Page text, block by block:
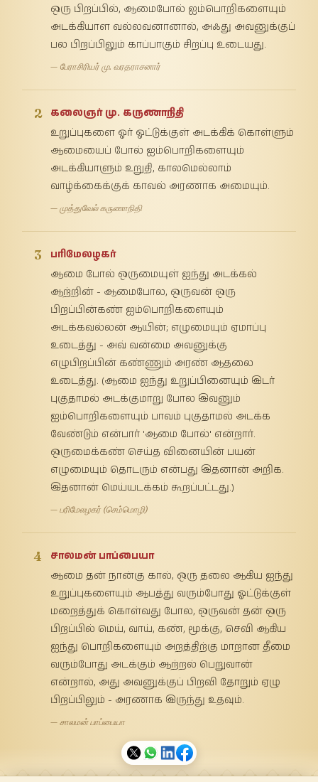
ஒரு பிறப்பில், ஆமைபோல் ஐம்பொறிகளையும்
அடக்கியாள வல்லவனானால், அஃது அவனுக்குப்
பல பிறப்பிலும் காப்பாகும் சிறப்பு உடையது.
— பேராசிரியர் மு. வரதராசனார்
2
கலைஞர் மு. கருணாநிதி
உறுப்புகளை ஓர் ஓட்டுக்குள் அடக்கிக் கொள்ளும்
ஆமையைப் போல் ஐம்பொறிகளையும்
அடக்கியாளும் உறுதி, காலமெல்லாம்
வாழ்க்கைக்குக் காவல் அரணாக அமையும்.
— முத்துவேல் கருணாநிதி
3
பரிமேலழகர்
ஆமை போல் ஒருமையுள் ஐந்து அடக்கல்
ஆற்றின் - ஆமைபோல, ஒருவன் ஒரு
பிறப்பின்கண் ஐம்பொறிகளையும்
அடக்கவல்லன் ஆயின்; எழுமையும் ஏமாப்பு
உடைத்து - அவ் வன்மை அவனுக்கு
எழுபிறப்பின் கண்ணும் அரண் ஆதலை
உடைத்து. (ஆமை ஐந்து உறுப்பினையும் இடர்
புகுதாமல் அடக்குமாறு போல இவனும்
ஐம்பொறிகளையும் பாவம் புகுதாமல் அடக்க
வேண்டும் என்பார் 'ஆமை போல்' என்றார்.
ஒருமைக்கண் செய்த வினையின் பயன்
எழுமையும் தொடரும் என்பது இதனான் அறிக.
இதனான் மெய்யடக்கம் கூறப்பட்டது.)
— பரிமேலழகர் (செம்மொழி)
4
சாலமன் பாப்பையா
ஆமை தன் நான்கு கால், ஒரு தலை ஆகிய ஐந்து
உறுப்புகளையும் ஆபத்து வரும்போது ஓட்டுக்குள்
மறைத்துக் கொள்வது போல, ஒருவன் தன் ஒரு
பிறப்பில் மெய், வாய், கண், மூக்கு, செவி ஆகிய
ஐந்து பொறிகளையும் அறத்திற்கு மாறான தீமை
வரும்போது அடக்கும் ஆற்றல் பெறுவான்
என்றால், அது அவனுக்குப் பிறவி தோறும் ஏழு
பிறப்பிலும் - அரணாக இருந்து உதவும்.
— சாலமன் பாப்பையா